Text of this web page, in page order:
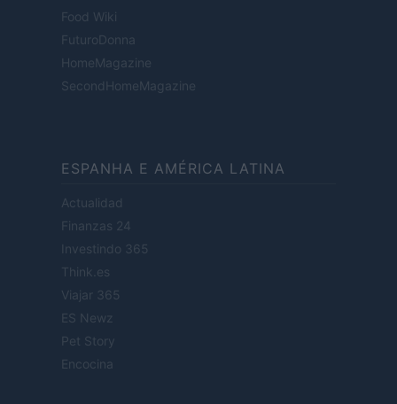
Food Wiki
FuturoDonna
HomeMagazine
SecondHomeMagazine
ESPANHA E AMÉRICA LATINA
Actualidad
Finanzas 24
Investindo 365
Think.es
Viajar 365
ES Newz
Pet Story
Encocina